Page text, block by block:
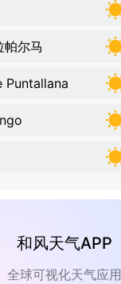
帕尔马
Puntallana
和风天气APP
全球可视化天气应用